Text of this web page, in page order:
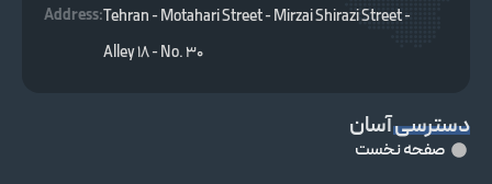
Address:Tehran - Motahari Street - Mirzai Shirazi Street -
Alley 18 - No. 30
دسترسی آسان
صفحه نخست